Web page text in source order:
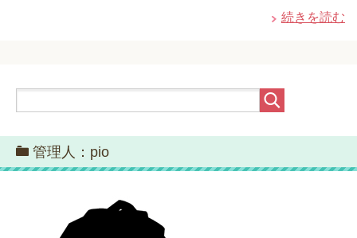
続きを読む
管理人：pio